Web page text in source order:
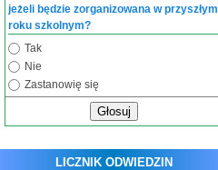
jeżeli będzie zorganizowana w przyszłym
roku szkolnym?
Tak
Nie
Zastanowię się
Głosuj
LICZNIK ODWIEDZIN